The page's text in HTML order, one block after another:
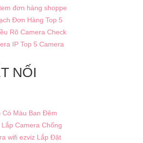
đơn hàng shoppe
Đơn Hàng Top 5
Rõ Camera Check
IP Top 5 Camera
NỐI
Có Màu Ban Đêm
Lắp Camera Chống
wifi ezviz Lắp Đặt